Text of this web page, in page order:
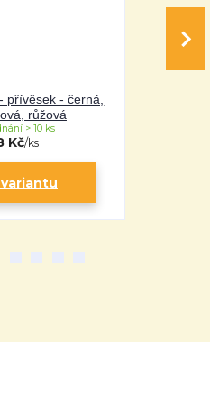
přívěsek - černá,
růžová
Kč/ks
> 10 ks